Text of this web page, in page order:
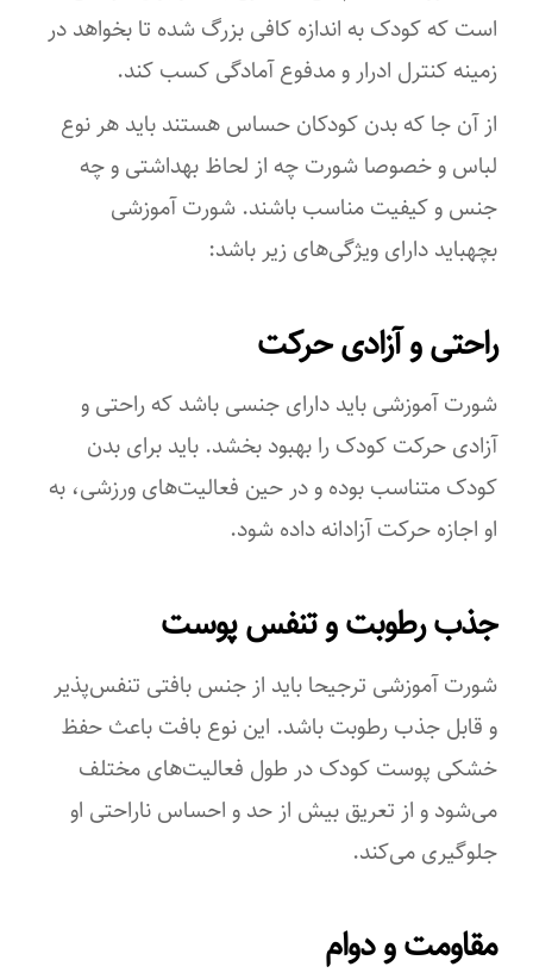
است که کودک به اندازه کافی بزرگ شده تا بخواهد در
زمینه کنترل ادرار و مدفوع آمادگی کسب کند.
از آن جا که بدن کودکان حساس هستند باید هر نوع
لباس و خصوصا شورت چه از لحاظ بهداشتی و چه
جنس و کیفیت مناسب باشند. شورت آموزشی
بچهباید دارای ویژگی‌های زیر باشد:
راحتی و آزادی حرکت
شورت آموزشی باید دارای جنسی باشد که راحتی و
آزادی حرکت کودک را بهبود بخشد. باید برای بدن
کودک متناسب بوده و در حین فعالیت‌های ورزشی، به
او اجازه حرکت آزادانه داده شود.
جذب رطوبت و تنفس پوست
شورت آموزشی ترجیحا باید از جنس بافتی تنفس‌پذیر
و قابل جذب رطوبت باشد. این نوع بافت باعث حفظ
خشکی پوست کودک در طول فعالیت‌های مختلف
می‌شود و از تعریق بیش از حد و احساس ناراحتی او
جلوگیری می‌کند.
مقاومت و دوام